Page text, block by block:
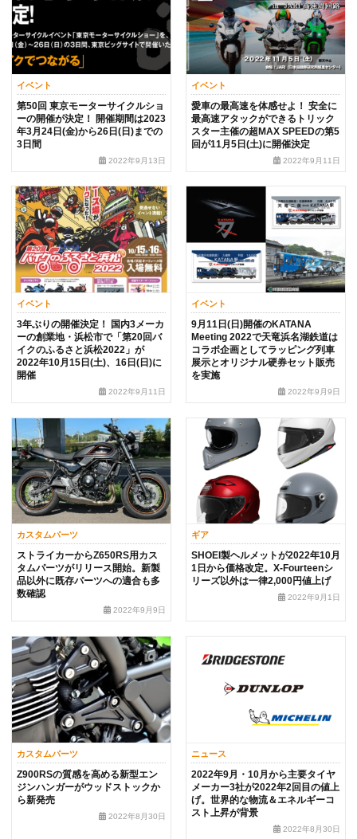
イベント
第50回 東京モーターサイクルショ
ーの開催が決定！ 開催期間は2023
年3月24日(金)から26日(日)までの
3日間
2022年9月13日
イベント
愛車の最高速を体感せよ！ 安全に
最高速アタックができるトリック
スター主催の超MAX SPEEDの第5
回が11月5日(土)に開催決定
2022年9月11日
イベント
3年ぶりの開催決定！ 国内3メーカ
ーの創業地・浜松市で「第20回バ
イクのふるさと浜松2022」が
2022年10月15日(土)、16日(日)に
開催
2022年9月11日
イベント
9月11日(日)開催のKATANA
Meeting 2022で天竜浜名湖鉄道は
コラボ企画としてラッピング列車
展示とオリジナル硬券セット販売
を実施
2022年9月9日
カスタムパーツ
ストライカーからZ650RS用カス
タムパーツがリリース開始。新製
品以外に既存パーツへの適合も多
数確認
2022年9月9日
ギア
SHOEI製ヘルメットが2022年10月
1日から価格改定。X-Fourteenシ
リーズ以外は一律2,000円値上げ
2022年9月1日
カスタムパーツ
Z900RSの質感を高める新型エン
ジンハンガーがウッドストックか
ら新発売
2022年8月30日
ニュース
2022年9月・10月から主要タイヤ
メーカー3社が2022年2回目の値上
げ。世界的な物流＆エネルギーコ
スト上昇が背景
2022年8月30日